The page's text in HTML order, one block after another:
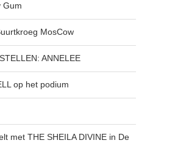
Gum
MosCow
ANNELEE
op het podium
met THE SHEILA DIVINE in De